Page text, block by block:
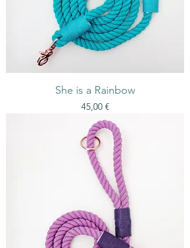
She is a Rainbow
Preis
45,00 €